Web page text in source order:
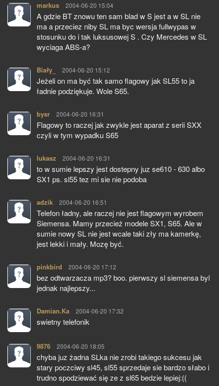
markus pisze:
2004-06-20 15:04
A gdzie BT znowu ten sam blad w S jest a w SL nie
ma a przeciez niby SL ma byc wersja fullwypas w
stosunku do i tak luksusowej S . Czy Mercedes w SL
wyciaga ABS-a?
Biały_ pisze:
2004-06-20 15:12
Jeżeli on ma być tak samo flagowy jak SL55 to ja
ładnie podziękuje. Wole S65.
bysr pisze:
2004-06-20 16:31
Flagowy to raczej jak zwykle jest aparat z serii SXX
czyli w tym wypadku S65
lukasz pisze:
2004-06-20 16:31
to w sumie lepszy jest dostepny juz se610 - 630 albo
SX1 ps. sl55 tez mi sie nie podoba
adzik pisze:
2004-06-20 16:51
Telefon ładny, ale raczej nie jest flagowym wyrobem
Siemensa. Mamy przecież modele SX1, S65. Ale w
sumie nowy SL nie jest wcale taki zły ma kamerkę,
jest lekki i mały. Mozę być.
pinkbird pisze:
2004-06-20 17:12
bez odtwarzacza mp3? boo. pierwszy sl siemensa byl
jednak najlepszy...
Damian.Ka pisze:
2004-06-20 17:32
swietny telefonik
9876 pisze:
2004-06-20 18:05
chyba juz żadna SLka nie zrobi takiego sukcesu jak
stary poczciwy sl45, sl55 sprzedaje sie bardzo słabo i
trudno spodziewać się ze z sl65 bedzie lepiej:((